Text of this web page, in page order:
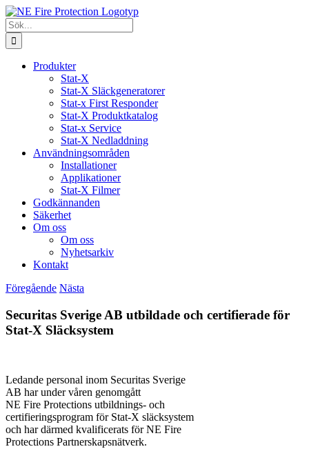
Fortsätt
till
innehållet
Sök
efter:
Produkter
Stat-X
Stat-X Släckgeneratorer
Stat-x First Responder
Stat-X Produktkatalog
Stat-x Service
Stat-X Nedladdning
Användningsområden
Installationer
Applikationer
Stat-X Filmer
Godkännanden
Säkerhet
Om oss
Om oss
Nyhetsarkiv
Kontakt
Föregående Nästa
Securitas Sverige AB utbildade och certifierade för
Stat-X Släcksystem
Ledande personal inom Securitas Sverige
AB har under våren genomgått
NE Fire Protections utbildnings- och
certifieringsprogram för Stat-X släcksystem
och har därmed kvalificerats för NE Fire
Protections Partnerskapsnätverk.